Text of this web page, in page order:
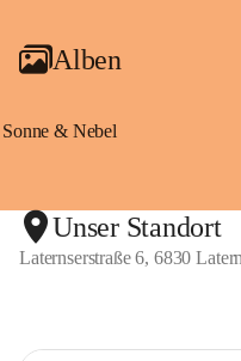
Alben
Sonne & Nebel
Unser Standort
Laternserstraße 6, 6830